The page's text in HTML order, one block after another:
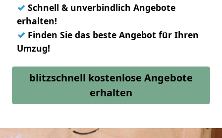
✓ Schnell & unverbindlich Angebote
erhalten!
✓ Finden Sie das beste Angebot für Ihren
Umzug!
blitzschnell kostenlose Angebote
erhalten